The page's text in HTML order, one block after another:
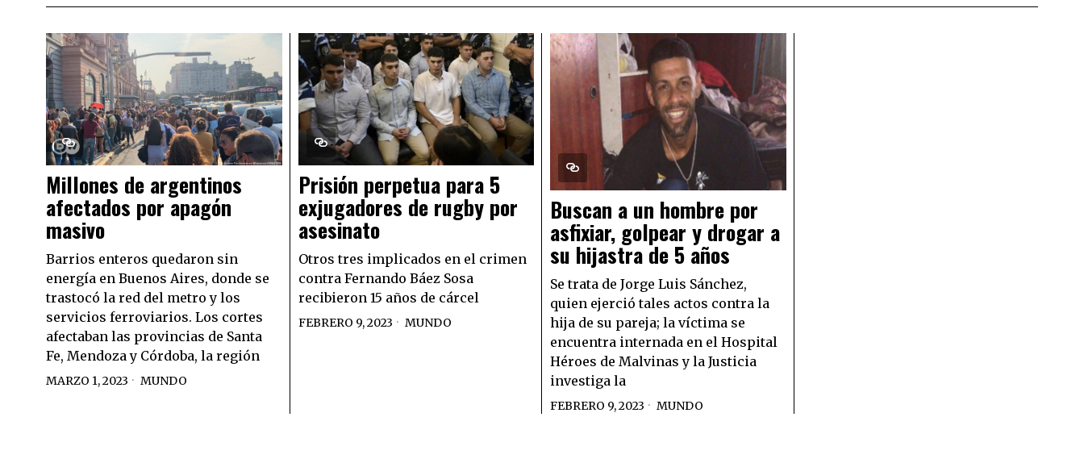
Millones de argentinos
afectados por apagón
masivo
Barrios enteros quedaron sin
energía en Buenos Aires, donde se
trastocó la red del metro y los
servicios ferroviarios. Los cortes
afectaban las provincias de Santa
Fe, Mendoza y Córdoba, la región
MARZO 1, 2023 MUNDO
Prisión perpetua para 5
exjugadores de rugby por
asesinato
Otros tres implicados en el crimen
contra Fernando Báez Sosa
recibieron 15 años de cárcel
FEBRERO 9, 2023 MUNDO
Buscan a un hombre por
asfixiar, golpear y drogar a
su hijastra de 5 años
Se trata de Jorge Luis Sánchez,
quien ejerció tales actos contra la
hija de su pareja; la víctima se
encuentra internada en el Hospital
Héroes de Malvinas y la Justicia
investiga la
FEBRERO 9, 2023 MUNDO